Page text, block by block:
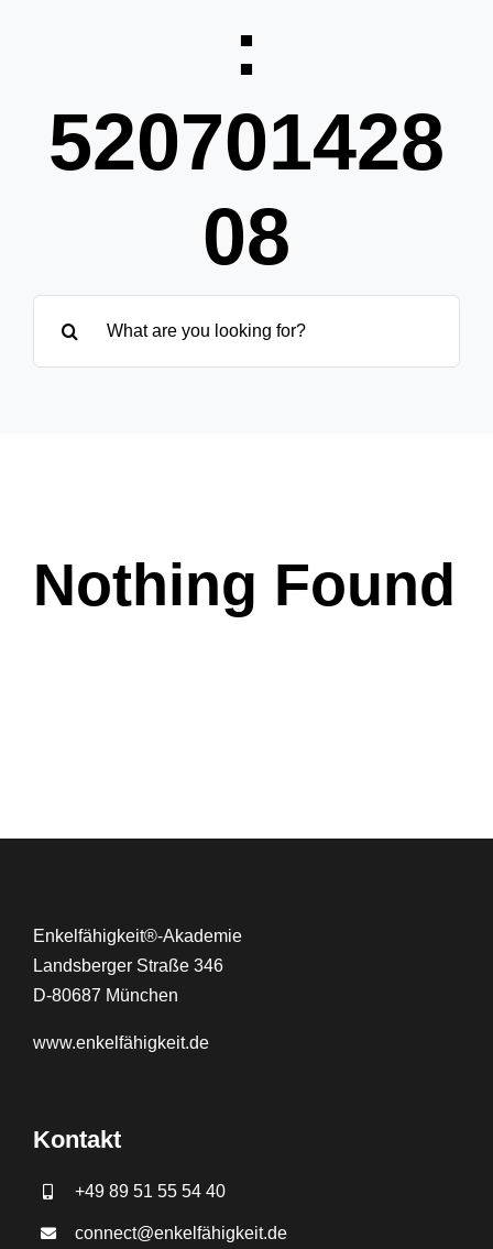
:
520701428
08
nach:
Nothing Found
Enkelfähigkeit®-Akademie
Landsberger Straße 346
D-80687 München
www.enkelfähigkeit.de
Kontakt
+49 89 51 55 54 40
connect@enkelfähigkeit.de